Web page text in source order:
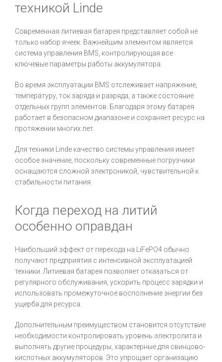
техникой Linde
Современная литиевая батарея представляет собой не
только набор ячеек. Важнейшим элементом является
система управления BMS, контролирующая все
ключевые параметры работы аккумулятора.
Во время эксплуатации BMS отслеживает напряжение,
температуру, ток заряда и разряда, а также состояние
отдельных групп элементов. Благодаря этому батарея
работает в безопасном диапазоне и сохраняет ресурс на
протяжении многих лет.
Для техники Linde качество системы управления имеет
особое значение, поскольку современные погрузчики
оснащаются сложной электроникой, чувствительной к
стабильности питания.
Когда переход на литий
особенно оправдан
Наибольший эффект от перехода на LiFePO4 обычно
получают предприятия с интенсивной эксплуатацией
техники. Литиевая батарея позволяет отказаться от
регулярного обслуживания, ускорить процесс зарядки и
использовать промежуточное восполнение энергии без
ущерба для ресурса.
Дополнительным преимуществом становится отсутствие
необходимости контролировать уровень электролита и
выполнять другие процедуры, характерные для свинцово-
кислотных аккумуляторов. Это упрощает организацию